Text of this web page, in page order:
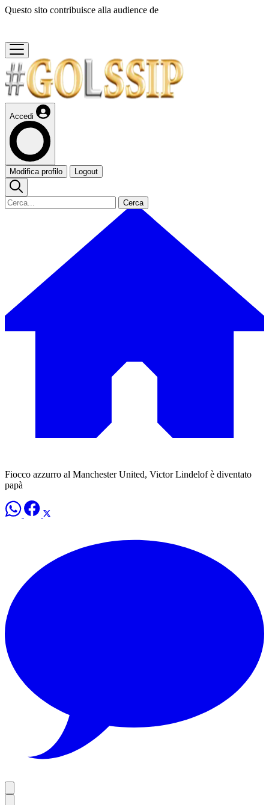
Questo sito contribuisce alla audience de
Accedi
Modifica profilo Logout
Cerca
Fiocco azzurro al Manchester United, Victor Lindelof è diventato
papà